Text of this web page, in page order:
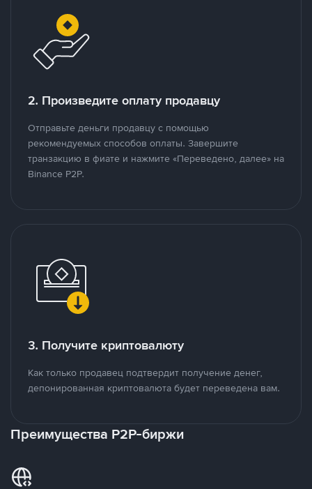
2. Произведите оплату продавцу
Отправьте деньги продавцу с помощью
рекомендуемых способов оплаты. Завершите
транзакцию в фиате и нажмите «Переведено, далее» на
Binance P2P.
3. Получите криптовалюту
Как только продавец подтвердит получение денег,
депонированная криптовалюта будет переведена вам.
Преимущества P2P-биржи